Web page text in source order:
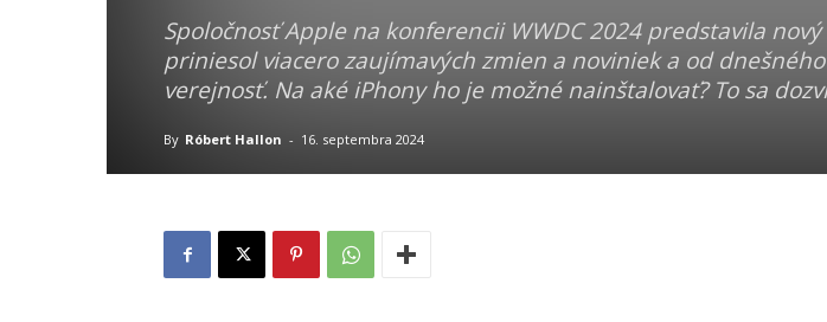
Spoločnosť Apple na konferencii WWDC 2024 predstavila
priniesol viacero zaujímavých zmien a noviniek a od
verejnosť. Na aké iPhony ho je možné nainštalovať? To sa
By Róbert Hallon - 16. septembra 2024